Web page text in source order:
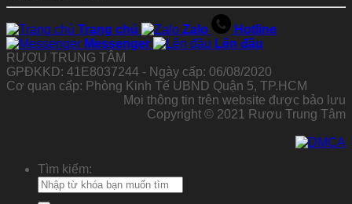
Trang chủ Zalo
Hotline
Messenger
Lên đầu
RƯỢU TRUNG TÂM
GPĐKKD: 41E8037244 - Ngày cấp: 06/08/2020
Cơ quan cấp: Phòng Kinh Tế UBND Quận 5, TP.HCM
Mọi thông tin trên website được bảo lưu
Copyright © 2021 Rượu Trung Tâm
Tìm kiếm: